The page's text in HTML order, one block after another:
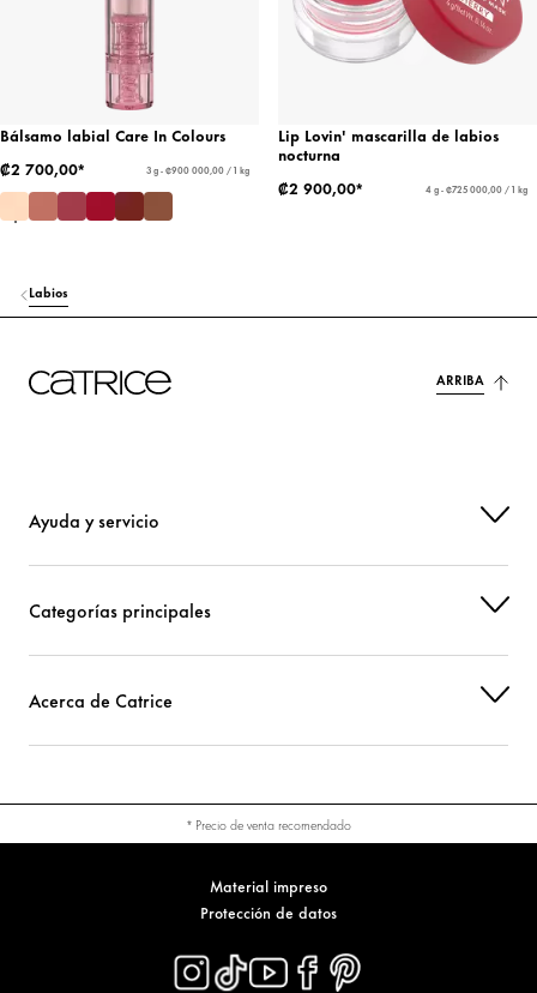
Bálsamo labial Care In Colours
₡2 700,00*
3 g - ₡900 000,00 / 1 kg
Lip Lovin' mascarilla de labios
nocturna
₡2 900,00*
4 g - ₡725 000,00 / 1 kg
Labios
ARRIBA
Ayuda y servicio
Categorías principales
Acerca de Catrice
* Precio de venta recomendado
Material impreso
Protección de datos